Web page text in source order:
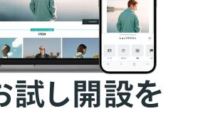
試し開設を